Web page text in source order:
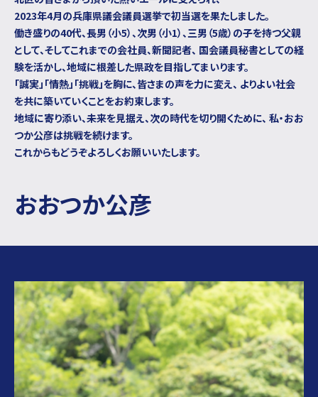
2023年4月の兵庫県議会議員選挙で初当選を果たしました。
働き盛りの40代、長男（小5）、次男（小1）、三男（5歳）の子を持つ父親
として、そしてこれまでの会社員、新聞記者、 国会議員秘書としての経
験を活かし、地域に根差した県政を目指してまいります。
「誠実」「情熱」「挑戦」を胸に、皆さまの声を力に変え、 よりよい社会
を共に築いていくことをお約束します。
地域に寄り添い、未来を見据え、次の時代を切り開くために、 私・おお
つか公彦は挑戦を続けます。
これからもどうぞよろしくお願いいたします。
おおつか公彦